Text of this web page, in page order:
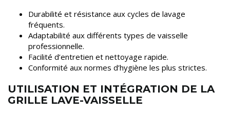
Durabilité et résistance aux cycles de lavage
fréquents.
Adaptabilité aux différents types de vaisselle
professionnelle.
Facilité d’entretien et nettoyage rapide.
Conformité aux normes d’hygiène les plus strictes.
UTILISATION ET INTÉGRATION DE LA
GRILLE LAVE-VAISSELLE